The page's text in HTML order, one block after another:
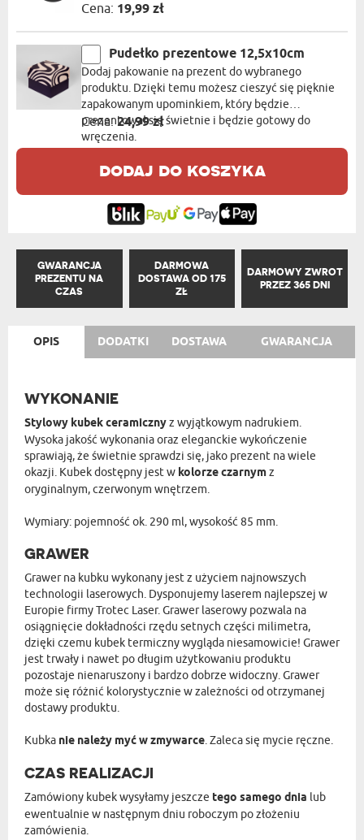
Cena: 19,99 zł
Pudełko prezentowe 12,5x10cm
Dodaj pakowanie na prezent do wybranego
produktu. Dzięki temu możesz cieszyć się pięknie
zapakowanym upominkiem, który będzie
prezentował się świetnie i będzie gotowy do
wręczenia.
Cena:24,99 zł
dodaj do koszyka
GWARANCJA
PREZENTU NA
CZAS
DARMOWA
DOSTAWA OD 175
ZŁ
DARMOWY ZWROT
PRZEZ 365 DNI
OPIS DODATKI DOSTAWA GWARANCJA
WYKONANIE
Stylowy kubek ceramicznyz wyjątkowym nadrukiem.
Wysoka jakość wykonania oraz eleganckie wykończenie
sprawiają, że świetnie sprawdzi się, jako prezent na wiele
okazji. Kubek dostępny jest w kolorze czarnymz
oryginalnym, czerwonym wnętrzem.
Wymiary: pojemność ok. 290 ml, wysokość 85 mm.
GRAWER
Grawer na kubku wykonany jest z użyciem najnowszych
technologii laserowych. Dysponujemy laserem najlepszej w
Europie firmy Trotec Laser. Grawer laserowy pozwala na
osiągnięcie dokładności rzędu setnych części milimetra,
dzięki czemu kubek termiczny wygląda niesamowicie! Grawer
jest trwały i nawet po długim użytkowaniu produktu
pozostaje nienaruszony i bardzo dobrze widoczny. Grawer
może się różnić kolorystycznie w zależności od otrzymanej
dostawy produktu.
Kubka nie należy myć w zmywarce . Zaleca się mycie ręczne.
CZAS REALIZACJI
Zamówiony kubek wysyłamy jeszcze tego samego dnia lub
ewentualnie w następnym dniu roboczym po złożeniu
zamówienia.